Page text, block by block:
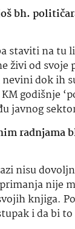
bh.
staviti na tu
od svoje
dok ih
godišnje
javnog
radnjama
nisu
nije
knjiga.
i da bi to